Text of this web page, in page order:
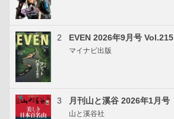
2 EVEN 2026年9月号 Vol.215
マイナビ出版
3 月刊山と溪谷 2026年1月号
山と溪谷社